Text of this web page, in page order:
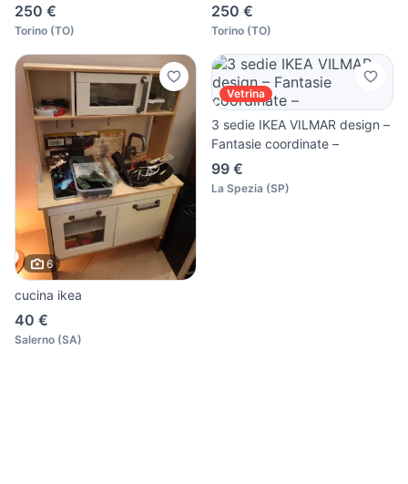
250 €
Torino (TO)
250 €
Torino (TO)
6
cucina ikea
40 €
Salerno (SA)
Vetrina
3 sedie IKEA VILMAR design –
Fantasie coordinate –
99 €
La Spezia (SP)